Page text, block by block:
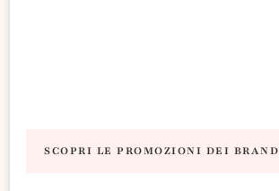
SCOPRI LE PROMOZIONI DEI